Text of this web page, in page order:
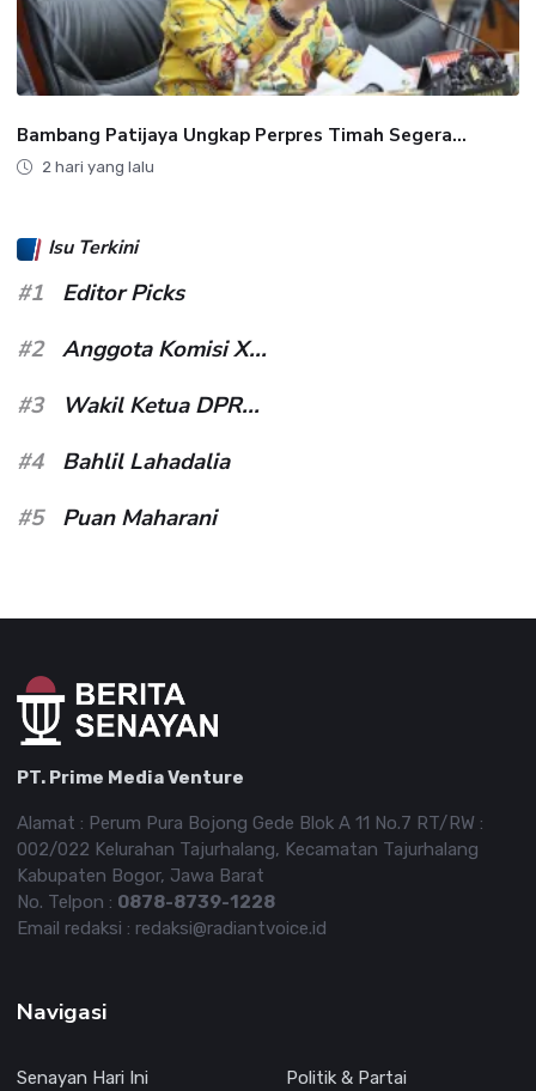
Bambang Patijaya Ungkap Perpres Timah Segera...
2 hari yang lalu
Isu Terkini
#1
Editor Picks
#2
Anggota Komisi X...
#3
Wakil Ketua DPR...
#4
Bahlil Lahadalia
#5
Puan Maharani
PT. Prime Media Venture
Alamat : Perum Pura Bojong Gede Blok A 11 No.7 RT/RW :
002/022 Kelurahan Tajurhalang, Kecamatan Tajurhalang
Kabupaten Bogor, Jawa Barat
No. Telpon : 0878-8739-1228
Email redaksi : redaksi@radiantvoice.id
Navigasi
Senayan Hari Ini
Politik & Partai